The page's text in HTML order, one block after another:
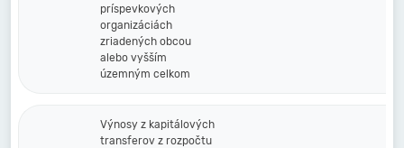
príspevkových
organizáciách
zriadených obcou
alebo vyšším
územným celkom
Výnosy z kapitálových
transferov z rozpočtu